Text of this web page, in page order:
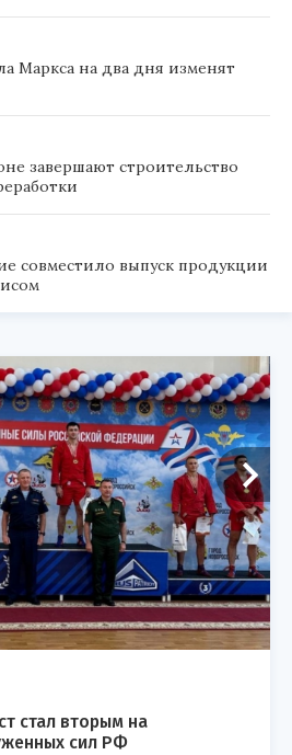
Маркса на два дня изменят
завершают строительство
совместило выпуск продукции
стал вторым на
сил РФ